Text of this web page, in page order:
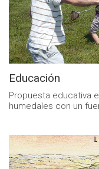
Educación
Propuesta educativa
humedales con un